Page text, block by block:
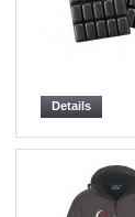
Details